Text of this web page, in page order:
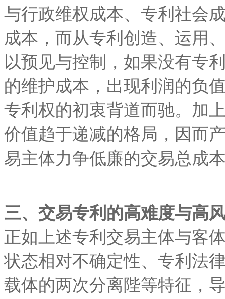
与行政维权成本、专利社会
成本，而从专利创造、运用
以预见与控制，如果没有专
的维护成本，出现利润的负
专利权的初衷背道而驰。加
价值趋于递减的格局，因而
易主体力争低廉的交易总成
三、交易专利的高难度与高
正如上述专利交易主体与客
状态相对不确定性、专利法
载体的两次分离陛等特征，